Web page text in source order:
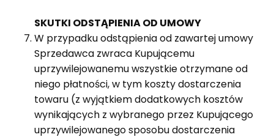
SKUTKI ODSTĄPIENIA OD UMOWY
W przypadku odstąpienia od zawartej umowy
Sprzedawca zwraca Kupującemu
uprzywilejowanemu wszystkie otrzymane od
niego płatności, w tym koszty dostarczenia
towaru (z wyjątkiem dodatkowych kosztów
wynikających z wybranego przez Kupującego
uprzywilejowanego sposobu dostarczenia